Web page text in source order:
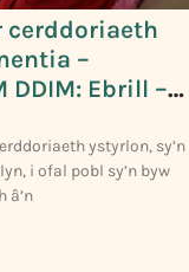
cerddoriaeth
–
DDIM: Ebrill –
ystyrlon, sy’n
i ofal pobl sy’n byw
â’n